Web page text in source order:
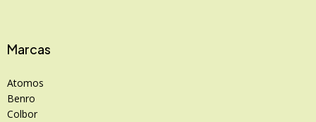
Marcas
Atomos
Benro
Colbor